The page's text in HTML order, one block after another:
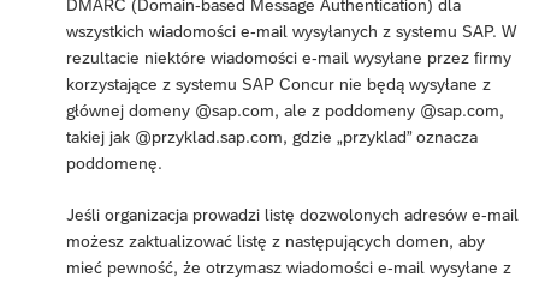
DMARC (Domain-based Message Authentication) dla
wszystkich wiadomości e-mail wysyłanych z systemu SAP. W
rezultacie niektóre wiadomości e-mail wysyłane przez firmy
korzystające z systemu SAP Concur nie będą wysyłane z
głównej domeny @sap.com, ale z poddomeny @sap.com,
takiej jak @przyklad.sap.com, gdzie „przyklad” oznacza
poddomenę.
Jeśli organizacja prowadzi listę dozwolonych adresów e-mail
możesz zaktualizować listę z następujących domen, aby
mieć pewność, że otrzymasz wiadomości e-mail wysyłane z